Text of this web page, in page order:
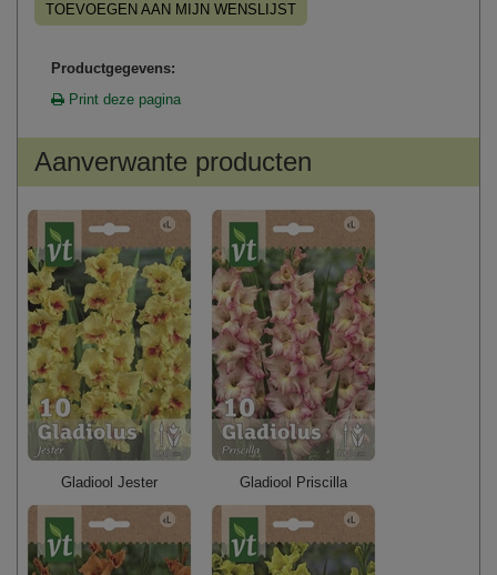
TOEVOEGEN AAN MIJN WENSLIJST
Productgegevens:
Print deze pagina
Aanverwante producten
Gladiool Jester Gladiool Priscilla